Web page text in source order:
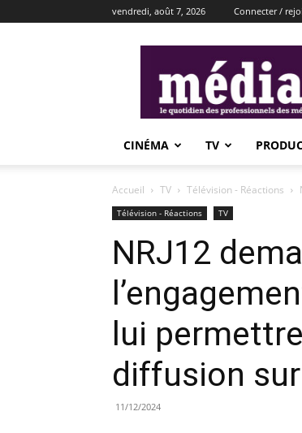
vendredi, août 7, 2026 Connecter /
CINÉMA TV
Accueil TV Télévision - Réactions
Télévision - Réactions TV
NRJ12
lui
diffusion
11/12/2024